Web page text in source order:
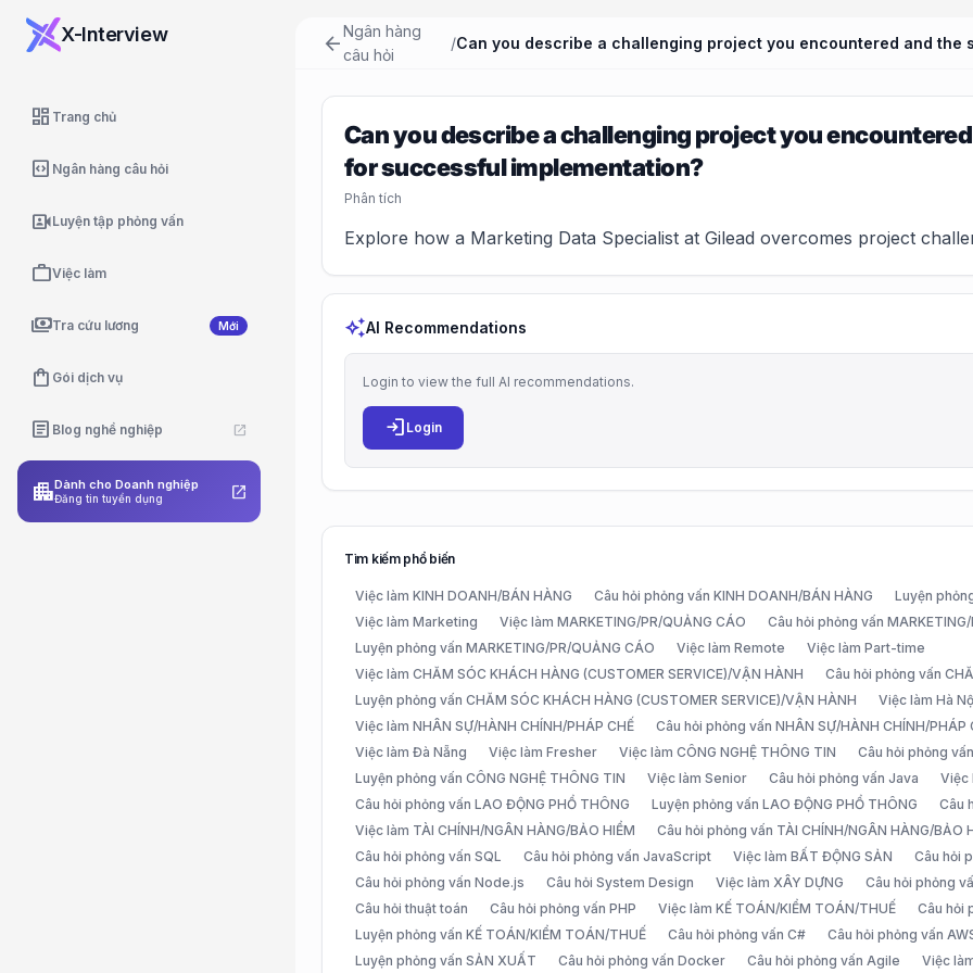
X-Interview
dashboard Trang chủ
code_blocks Ngân hàng câu hỏi
video_camera_frontLuyện tập phỏng vấn
workViệc làm
paymentsTra cứu lương Mới
shopping_bag Gói dịch vụ
article Blog nghề nghiệp open_in_new
apartmentDành cho Doanh nghiệp
Đăng tin tuyển dụng open_in_new
arrow_backNgân hàng
câu hỏi
/
Can you describe a challenging project you
for successful implementation?
Phân tích
Explore how a Marketing Data Specialist at Gilead overcomes project
auto_awesomeAI Recommendations
Login to view the full AI recommendations.
login Login
Tìm kiếm phổ biến
Việc làm KINH DOANH/BÁN HÀNG Câu hỏi phỏng vấn KINH DOANH/BÁN HÀNG Luyện
Việc làm Marketing
Việc làm MARKETING/PR/QUẢNG CÁO
Câu hỏi phỏng vấn
Luyện phỏng vấn MARKETING/PR/QUẢNG CÁO
Việc làm Remote
Việc làm Part-time
Việc làm CHĂM SÓC KHÁCH HÀNG (CUSTOMER SERVICE)/VẬN HÀNH
Câu hỏi phỏng vấn
Luyện phỏng vấn CHĂM SÓC KHÁCH HÀNG (CUSTOMER SERVICE)/VẬN HÀNH
Việc làm Hà
Việc làm NHÂN SỰ/HÀNH CHÍNH/PHÁP CHẾ
Câu hỏi phỏng vấn NHÂN SỰ/HÀNH CHÍNH/PHÁP
Việc làm Đà Nẵng
Việc làm Fresher Việc làm CÔNG NGHỆ THÔNG TIN
Câu hỏi phỏng
Luyện phỏng vấn CÔNG NGHỆ THÔNG TIN
Việc làm Senior Câu hỏi phỏng vấn Java
Việc
Câu hỏi phỏng vấn LAO ĐỘNG PHỔ THÔNG
Luyện phỏng vấn LAO ĐỘNG PHỔ THÔNG Câu
Việc làm TÀI CHÍNH/NGÂN HÀNG/BẢO HIỂM
Câu hỏi phỏng vấn TÀI CHÍNH/NGÂN HÀNG/BẢO
Câu hỏi phỏng vấn SQL
Câu hỏi phỏng vấn JavaScript Việc làm BẤT ĐỘNG SẢN Câu hỏi
Câu hỏi phỏng vấn Node.js
Câu hỏi System Design Việc làm XÂY DỰNG Câu hỏi phỏng
Câu hỏi thuật toán
Câu hỏi phỏng vấn PHP Việc làm KẾ TOÁN/KIỂM TOÁN/THUẾ
Câu hỏi
Luyện phỏng vấn KẾ TOÁN/KIỂM TOÁN/THUẾ
Câu hỏi phỏng vấn C# Câu hỏi phỏng vấn
Luyện phỏng vấn SẢN XUẤT
Câu hỏi phỏng vấn Docker Câu hỏi phỏng vấn Agile Việc